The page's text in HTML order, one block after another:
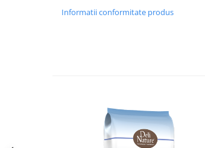
Informatii conformitate produs